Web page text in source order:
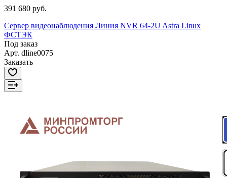
391 680 руб.
Сервер видеонаблюдения Линия NVR 64-2U Astra Linux
ФСТЭК
Под заказ
Арт. dline0075
Заказать